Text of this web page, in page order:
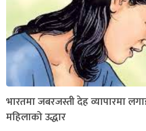
भारतमा जबरजस्ती देह व्यापारमा
महिलाको उद्धार